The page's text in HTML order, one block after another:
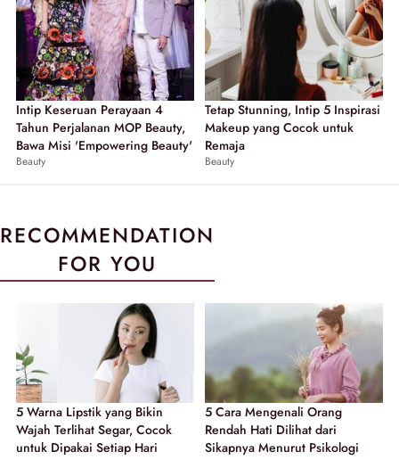
Intip Keseruan Perayaan 4
Tahun Perjalanan MOP Beauty,
Bawa Misi 'Empowering Beauty'
Beauty
Tetap Stunning, Intip 5 Inspirasi
Makeup yang Cocok untuk
Remaja
Beauty
RECOMMENDATION
FOR YOU
5 Warna Lipstik yang Bikin
Wajah Terlihat Segar, Cocok
untuk Dipakai Setiap Hari
5 Cara Mengenali Orang
Rendah Hati Dilihat dari
Sikapnya Menurut Psikologi